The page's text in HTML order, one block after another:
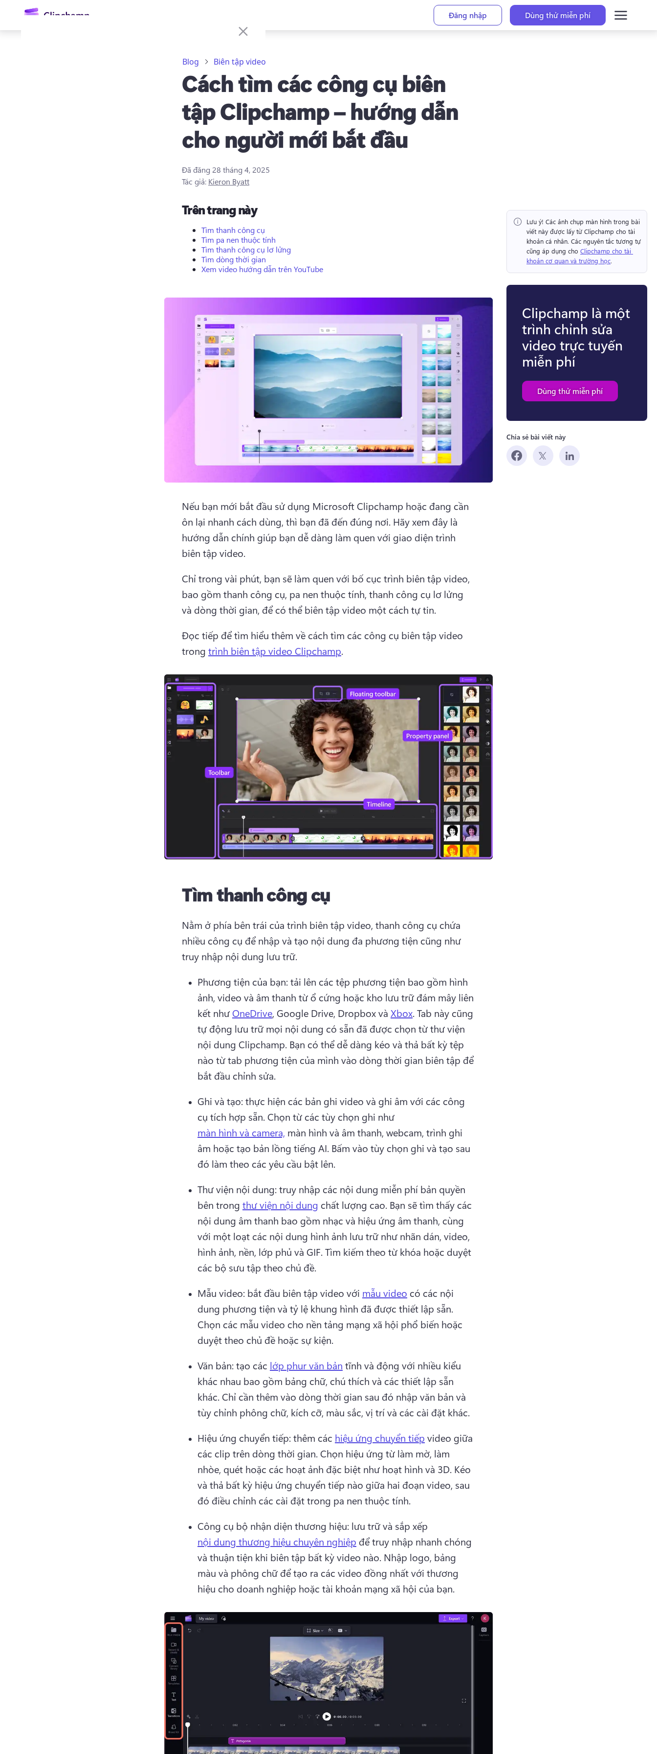
Đăng nhập Dùng thử miễn phí
Blog Biên tập video
Cách tìm các công cụ biên
tập Clipchamp – hướng dẫn
cho người mới bắt đầu
Đã đăng 28 tháng 4, 2025
Tác giả: Kieron Byatt
Trên trang này
Tìm thanh công cụ
Tìm pa nen thuộc tính
Tìm thanh công cụ lơ lửng
Tìm dòng thời gian
Xem video hướng dẫn trên YouTube
Nếu bạn mới bắt đầu sử dụng Microsoft Clipchamp hoặc đang cần
ôn lại nhanh cách dùng, thì bạn đã đến đúng nơi. Hãy xem đây là
hướng dẫn chính giúp bạn dễ dàng làm quen với giao diện trình
biên tập video.
Chỉ trong vài phút, bạn sẽ làm quen với bố cục trình biên tập video,
bao gồm thanh công cụ, pa nen thuộc tính, thanh công cụ lơ lửng
và dòng thời gian, để có thể biên tập video một cách tự tin.
Đọc tiếp để tìm hiểu thêm về cách tìm các công cụ biên tập video
trong trình biên tập video Clipchamp.
Tìm thanh công cụ
Nằm ở phía bên trái của trình biên tập video, thanh công cụ chứa
nhiều công cụ để nhập và tạo nội dung đa phương tiện cũng như
truy nhập nội dung lưu trữ.
Phương tiện của bạn: tải lên các tệp phương tiện bao gồm hình
ảnh, video và âm thanh từ ổ cứng hoặc kho lưu trữ đám mây liên
kết như OneDrive, Google Drive, Dropbox và Xbox. Tab này cũng
tự động lưu trữ mọi nội dung có sẵn đã được chọn từ thư viện
nội dung Clipchamp. Bạn có thể dễ dàng kéo và thả bất kỳ tệp
nào từ tab phương tiện của mình vào dòng thời gian biên tập để
bắt đầu chỉnh sửa.
Ghi và tạo: thực hiện các bản ghi video và ghi âm với các công
cụ tích hợp sẵn. Chọn từ các tùy chọn ghi như
màn hình và camera, màn hình và âm thanh, webcam, trình ghi
âm hoặc tạo bản lồng tiếng AI. Bấm vào tùy chọn ghi và tạo sau
đó làm theo các yêu cầu bật lên.
Thư viện nội dung: truy nhập các nội dung miễn phí bản quyền
bên trong thư viện nội dung chất lượng cao. Bạn sẽ tìm thấy các
nội dung âm thanh bao gồm nhạc và hiệu ứng âm thanh, cùng
với một loạt các nội dung hình ảnh lưu trữ như nhãn dán, video,
hình ảnh, nền, lớp phủ và GIF. Tìm kiếm theo từ khóa hoặc duyệt
các bộ sưu tập theo chủ đề.
Mẫu video: bắt đầu biên tập video với mẫu video có các nội
Chọn các mẫu video cho nền tảng mạng xã hội phổ biến hoặc
duyệt theo chủ đề hoặc sự kiện.
Văn bản: tạo các lớp phur văn bản tĩnh và động với nhiều kiểu
khác nhau bao gồm bảng chữ, chú thích và các thiết lập sẵn
khác. Chỉ cần thêm vào dòng thời gian sau đó nhập văn bản và
tùy chỉnh phông chữ, kích cỡ, màu sắc, vị trí và các cài đặt khác.
Hiệu ứng chuyển tiếp: thêm các hiệu ứng chuyển tiếp video giữa
các clip trên dòng thời gian. Chọn hiệu ứng từ làm mờ, làm
nhòe, quét hoặc các hoạt ảnh đặc biệt như hoạt hình và 3D. Kéo
và thả bất kỳ hiệu ứng chuyển tiếp nào giữa hai đoạn video, sau
đó điều chỉnh các cài đặt trong pa nen thuộc tính.
Công cụ bộ nhận diện thương hiệu: lưu trữ và sắp xếp
nội dung thương hiệu chuyên nghiệp để truy nhập nhanh chóng
và thuận tiện khi biên tập bất kỳ video nào. Nhập logo, bảng
màu và phông chữ để tạo ra các video đồng nhất với thương
hiệu cho doanh nghiệp hoặc tài khoản mạng xã hội của bạn.
Lưu ý! Các ảnh chụp màn hình trong bài
viết này được lấy từ Clipchamp cho tài
khoản cá nhân. Các nguyên tắc tương tự
cũng áp dụng cho Clipchamp cho tài
khoản cơ quan và trường học.
Clipchamp là một
trình chỉnh sửa
video trực tuyến
miễn phí
Dùng thử miễn phí
Chia sẻ bài viết này